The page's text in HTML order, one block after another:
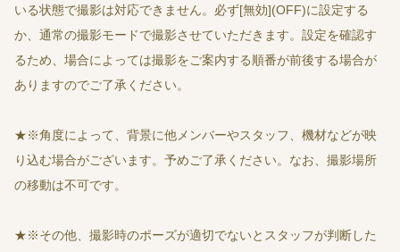
いる状態で撮影は対応できません。必ず[無効](OFF)に設定する
か、通常の撮影モードで撮影させていただきます。設定を確認す
るため、場合によっては撮影をご案内する順番が前後する場合が
ありますのでご了承ください。
★※角度によって、背景に他メンバーやスタッフ、機材などが映
り込む場合がございます。予めご了承ください。なお、撮影場所
の移動は不可です。
★※その他、撮影時のポーズが適切でないとスタッフが判断した